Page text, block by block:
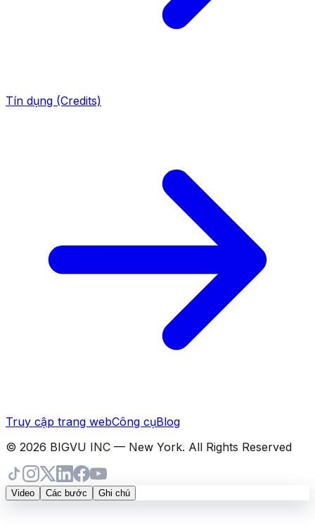
Tín dụng (Credits)
Truy cập trang webCông cụBlog
© 2026 BIGVU INC — New York. All Rights Reserved
Video Các bước Ghi chú